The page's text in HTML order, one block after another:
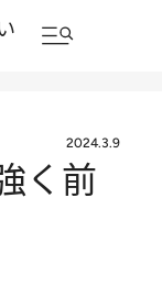
2024.3.9
く前